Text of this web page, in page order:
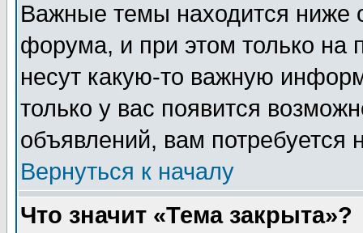
Важные темы находится ниже
форума, и при этом только на
несут какую-то важную
только у вас появится
объявлений, вам потребуется
Вернуться к началу
Что значит «Тема закрыта»?